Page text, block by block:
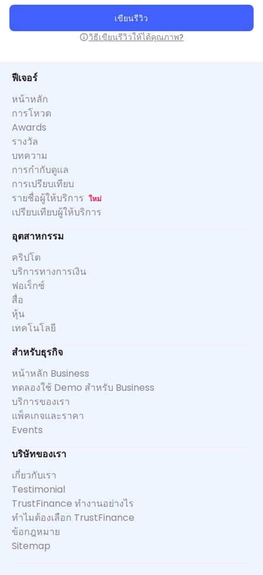
เขียนรีวิว
วิธีเขียนรีวิวให้ได้คุณภาพ?
ฟีเจอร์
หน้าหลัก
การโหวต
Awards
รางวัล
บทความ
การกำกับดูแล
การเปรียบเทียบ
รายชื่อผู้ให้บริการ ใหม่
เปรียบเทียบผู้ให้บริการ
อุตสาหกรรม
คริปโต
บริการทางการเงิน
ฟอเร็กซ์
สื่อ
หุ้น
เทคโนโลยี
สำหรับธุรกิจ
หน้าหลัก Business
ทดลองใช้ Demo สำหรับ Business
บริการของเรา
แพ็คเกจและราคา
Events
บริษัทของเรา
เกี่ยวกับเรา
Testimonial
TrustFinance ทำงานอย่างไร
ทำไมต้องเลือก TrustFinance
ข้อกฎหมาย
Sitemap